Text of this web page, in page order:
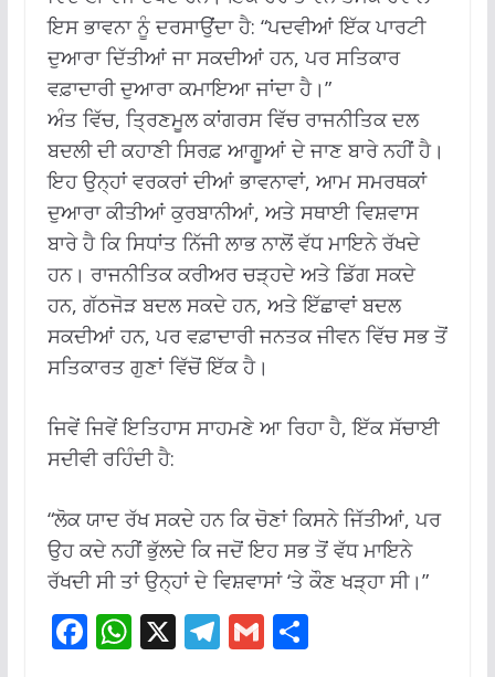
ਇਸ ਭਾਵਨਾ ਨੂੰ ਦਰਸਾਉਂਦਾ ਹੈ: “ਪਦਵੀਆਂ ਇੱਕ ਪਾਰਟੀ
ਦੁਆਰਾ ਦਿੱਤੀਆਂ ਜਾ ਸਕਦੀਆਂ ਹਨ, ਪਰ ਸਤਿਕਾਰ
ਵਫ਼ਾਦਾਰੀ ਦੁਆਰਾ ਕਮਾਇਆ ਜਾਂਦਾ ਹੈ।”
ਅੰਤ ਵਿੱਚ, ਤ੍ਰਿਣਮੂਲ ਕਾਂਗਰਸ ਵਿੱਚ ਰਾਜਨੀਤਿਕ ਦਲ
ਬਦਲੀ ਦੀ ਕਹਾਣੀ ਸਿਰਫ਼ ਆਗੂਆਂ ਦੇ ਜਾਣ ਬਾਰੇ ਨਹੀਂ ਹੈ।
ਇਹ ਉਨ੍ਹਾਂ ਵਰਕਰਾਂ ਦੀਆਂ ਭਾਵਨਾਵਾਂ, ਆਮ ਸਮਰਥਕਾਂ
ਦੁਆਰਾ ਕੀਤੀਆਂ ਕੁਰਬਾਨੀਆਂ, ਅਤੇ ਸਥਾਈ ਵਿਸ਼ਵਾਸ
ਬਾਰੇ ਹੈ ਕਿ ਸਿਧਾਂਤ ਨਿੱਜੀ ਲਾਭ ਨਾਲੋਂ ਵੱਧ ਮਾਇਨੇ ਰੱਖਦੇ
ਹਨ। ਰਾਜਨੀਤਿਕ ਕਰੀਅਰ ਚੜ੍ਹਦੇ ਅਤੇ ਡਿੱਗ ਸਕਦੇ
ਹਨ, ਗੱਠਜੋੜ ਬਦਲ ਸਕਦੇ ਹਨ, ਅਤੇ ਇੱਛਾਵਾਂ ਬਦਲ
ਸਕਦੀਆਂ ਹਨ, ਪਰ ਵਫ਼ਾਦਾਰੀ ਜਨਤਕ ਜੀਵਨ ਵਿੱਚ ਸਭ ਤੋਂ
ਸਤਿਕਾਰਤ ਗੁਣਾਂ ਵਿੱਚੋਂ ਇੱਕ ਹੈ।
ਜਿਵੇਂ ਜਿਵੇਂ ਇਤਿਹਾਸ ਸਾਹਮਣੇ ਆ ਰਿਹਾ ਹੈ, ਇੱਕ ਸੱਚਾਈ
ਸਦੀਵੀ ਰਹਿੰਦੀ ਹੈ:
“ਲੋਕ ਯਾਦ ਰੱਖ ਸਕਦੇ ਹਨ ਕਿ ਚੋਣਾਂ ਕਿਸਨੇ ਜਿੱਤੀਆਂ, ਪਰ
ਉਹ ਕਦੇ ਨਹੀਂ ਭੁੱਲਦੇ ਕਿ ਜਦੋਂ ਇਹ ਸਭ ਤੋਂ ਵੱਧ ਮਾਇਨੇ
ਰੱਖਦੀ ਸੀ ਤਾਂ ਉਨ੍ਹਾਂ ਦੇ ਵਿਸ਼ਵਾਸਾਂ ‘ਤੇ ਕੌਣ ਖੜ੍ਹਾ ਸੀ।”
F W X T G S